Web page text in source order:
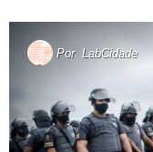
Por LabCidade